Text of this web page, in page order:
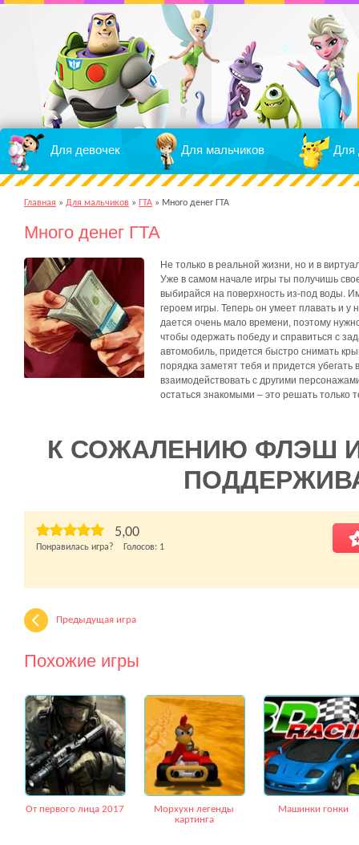
Для девочек Для мальчиков Для
Главная » Для мальчиков » ГТА » Много денег ГТА
Много денег ГТА
Не только в реальной жизни, но и в
Уже в самом начале игры ты получишь
выбирайся на поверхность из-под воды.
героем игры. Теперь он умеет плавать и
дается очень мало времени, поэтому
чтобы одержать победу и справиться с
автомобиль, придется быстро снимать
порядка заметят тебя и придется
взаимодействовать с другими
остаться знакомыми – это решать только
К СОЖАЛЕНИЮ ФЛЭШ
5,00
Понравилась игра? Голосов: 1
Предыдущая игра
Похожие игры
От первого лица 2017
Морхухн легенды
картинга
Машинки гонки